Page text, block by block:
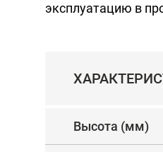
эксплуатацию в
Высота (мм)